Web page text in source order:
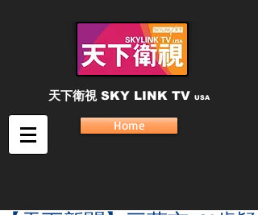
天下衛視 SKY LINK TV USA
Home